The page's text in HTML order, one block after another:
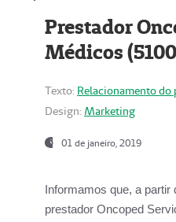
Prestador
Médicos
Texto: Relacionamento do
Design: Marketing
01 de janeiro, 2019
Informamos que, a partir
prestador Oncoped